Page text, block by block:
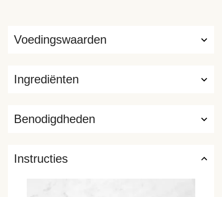
Ingrediënten
Voedingswaarden
Benodigdheden
Instructies